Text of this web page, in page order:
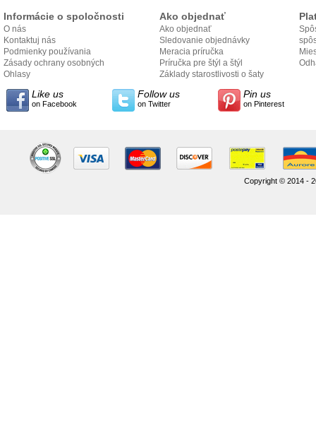
Informácie o spoločnosti
O nás
Kontaktuj nás
Podmienky používania
Zásady ochrany osobných
údajov
Ohlasy
Ako objednať
Ako objednať
Sledovanie objednávky
Meracia príručka
Príručka pre štýl a štýl
Základy starostlivosti o šaty
Like us
on Facebook
Follow us
on Twitter
Pin us
on Pinterest
Copyright © 2014 -